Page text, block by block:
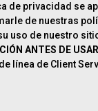
de privacidad se
de nuestras
uso de nuestro
ANTES DE
línea de Client